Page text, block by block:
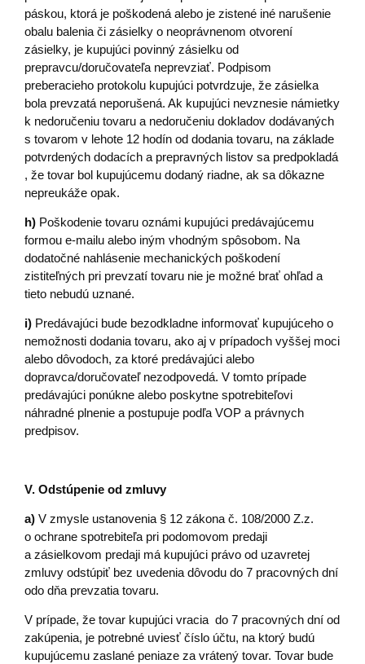
páskou, ktorá je poškodená alebo je zistené iné narušenie
obalu balenia či zásielky o neoprávnenom otvorení
zásielky, je kupujúci povinný zásielku od
prepravcu/doručovateľa neprevziať. Podpisom
preberacieho protokolu kupujúci potvrdzuje, že zásielka
bola prevzatá neporušená. Ak kupujúci nevznesie námietky
k nedoručeniu tovaru a nedoručeniu dokladov dodávaných
s tovarom v lehote 12 hodín od dodania tovaru, na základe
potvrdených dodacích a prepravných listov sa predpokladá
, že tovar bol kupujúcemu dodaný riadne, ak sa dôkazne
nepreukáže opak.
h) Poškodenie tovaru oznámi kupujúci predávajúcemu
formou e-mailu alebo iným vhodným spôsobom. Na
dodatočné nahlásenie mechanických poškodení
zistiteľných pri prevzatí tovaru nie je možné brať ohľad a
tieto nebudú uznané.
i) Predávajúci bude bezodkladne informovať kupujúceho o
nemožnosti dodania tovaru, ako aj v prípadoch vyššej moci
alebo dôvodoch, za ktoré predávajúci alebo
dopravca/doručovateľ nezodpovedá. V tomto prípade
predávajúci ponúkne alebo poskytne spotrebiteľovi
náhradné plnenie a postupuje podľa VOP a právnych
predpisov.
V. Odstúpenie od zmluvy
a) V zmysle ustanovenia § 12 zákona č. 108/2000 Z.z.
o ochrane spotrebiteľa pri podomovom predaji
a zásielkovom predaji má kupujúci právo od uzavretej
zmluvy odstúpiť bez uvedenia dôvodu do 7 pracovných dní
odo dňa prevzatia tovaru.
V prípade, že tovar kupujúci vracia do 7 pracovných dní od
zakúpenia, je potrebné uviesť číslo účtu, na ktorý budú
kupujúcemu zaslané peniaze za vrátený tovar. Tovar bude